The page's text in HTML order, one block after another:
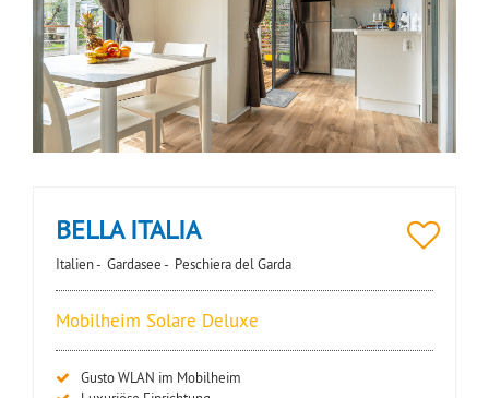
BELLA ITALIA
Italien - Gardasee - Peschiera del Garda
Mobilheim Solare Deluxe
Gusto WLAN im Mobilheim